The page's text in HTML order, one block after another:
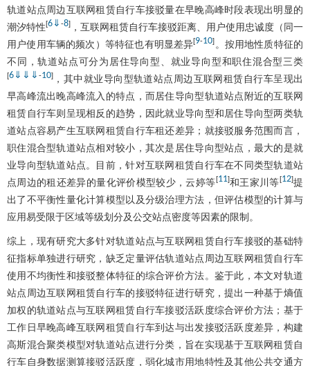
轨道站点周边互联网租赁自行车接驳量在早晚高峰时段表现出明显的
潮汐特性[6 ⇓ -8] ，互联网租赁自行车接驳距离、用户使用忠诚度（同一
用户使用车辆的频次）等特征也有明显差异[9-10] 。按用地性质特征的
不同，轨道站点可分为居住导向型、就业导向型和职住混合型三类
[6 ⇓ ⇓ ⇓ -10] ，其中就业导向型轨道站点周边互联网租赁自行车呈现出
早高峰流出晚高峰流入的特点，而居住导向型轨道站点附近的互联网
租赁自行车则呈现相反的趋势，因此就业导向型和居住导向型两类轨
道站点容易产生互联网租赁自行车租还差异；就接驳服务范围而言，
职住混合型轨道站点相对较小，其次是居住导向型站点，最大的是就
业导向型轨道站点。目前，针对互联网租赁自行车在不同类型轨道站
点周边的租还差异的量化评价模型较少，云婷等[11]和王家川等[12]提
出了不平衡性量化计算模型以及分级治理方法，但评估模型的计算与
应用易受限于区域等级划分及公交站点密度等因素的限制。
综上，现有研究大多针对轨道站点与互联网租赁自行车接驳的基础特
征指标单独进行研究，缺乏定量评估轨道站点周边互联网租赁自行车
使用不均衡性和接驳整体特征的综合评价方法。鉴于此，本文对轨道
站点周边互联网租赁自行车的接驳特征进行研究，提出一种基于熵值
加权的轨道站点与互联网租赁自行车接驳活跃度综合评价方法；基于
工作日早晚高峰互联网租赁自行车到达与出发接驳活跃度差异，构建
高斯混合聚类模型对轨道站点进行分类，旨在实现基于互联网租赁自
行车自身数据测算接驳活跃度，弱化城市用地特性及其他公共交通方